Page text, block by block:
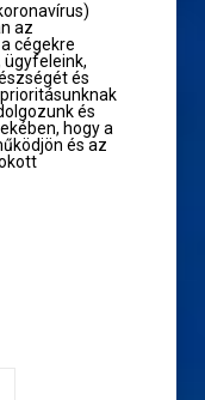
az
cégekre
ügyfeleink,
és
és
hogy a
és az